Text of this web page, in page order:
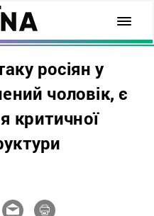
росіян у
чоловік, є
критичної